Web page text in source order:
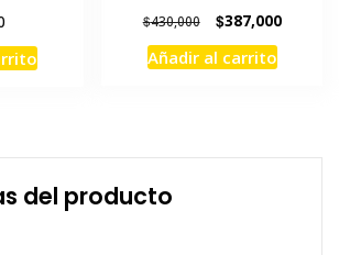
$430,000
precio
original
$387,000El
Añadir al carrito
del producto